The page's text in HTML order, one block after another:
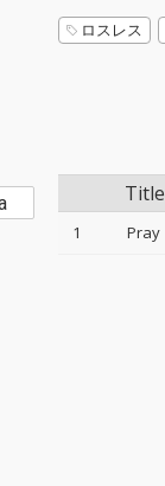
ロスレス
Title
1 Pray